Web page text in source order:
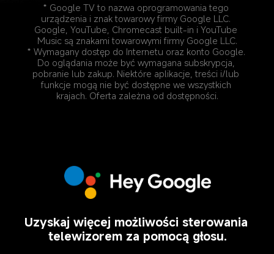
* Google TV to nazwa oprogramowania tego
urządzenia i znak towarowy firmy Google LLC.
Google, YouTube, Chromecast built-in i YouTube
Music są znakami towarowymi firmy Google LLC.
* Wymagany dostęp do Internetu oraz konto Google.
Do oglądania może być wymagana subskrypcja,
pobranie lub zakup. Niektóre aplikacje, treści i/lub
funkcje mogą nie być dostępne we wszystkich
krajach. Oferta zależna od dostępności.
Uzyskaj więcej możliwości sterowania
telewizorem za pomocą głosu.